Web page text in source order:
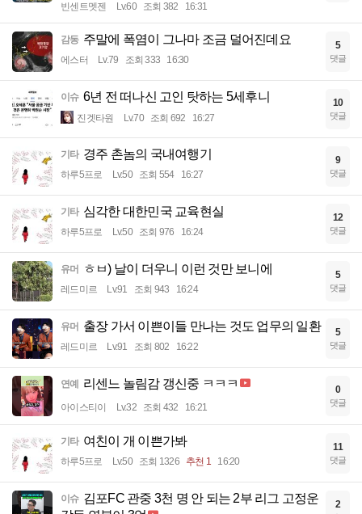
빈센트멧젠 Lv.60 조회 382 16:31
감동 주말에 폭염이 그나마 조금 덜어진데요
에스터 Lv.79 조회 333 16:30
5
댓글
이슈 6년 전 떠나신 고인 탓하는 5세후니
진겟타원 Lv.70 조회 692 16:27
10
댓글
기타 경주 촌놈의 국내여행기
하루5프로 Lv.50 조회 554 16:27
9
댓글
기타 심각한 대한민국 교육현실
하루5프로 Lv.50 조회 976 16:24
12
댓글
유머 ㅎㅂ) 날이 더우니 이런 것만 보니에
레드미르 Lv.91 조회 943 16:24
5
댓글
유머 출장 가서 이쁜이들 만나는 것도 업무의 일환
레드미르 Lv.91 조회 802 16:22
5
댓글
연예 리센느 놀림감 갱신중 ㅋㅋㅋ
아이스티이 Lv.32 조회 432 16:21
0
댓글
기타 여친이 개 이쁜가봐
하루5프로 Lv.50 조회 1326 추천 1 16:20
11
댓글
이슈 김포FC 관중 3천 명 안 되는 2부 리그 고정운
2